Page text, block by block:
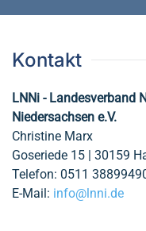
Kontakt
LNNi - Landesverband
Niedersachsen e.V.
Christine Marx
Goseriede 15 | 30159
Telefon: 0511
E-Mail: info@lnni.de